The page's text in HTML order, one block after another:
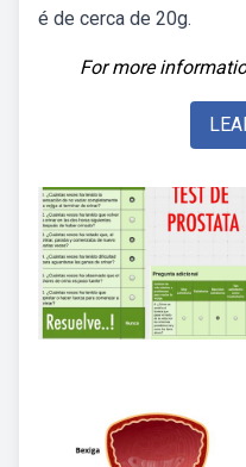
é de cerca de 20g.
For more